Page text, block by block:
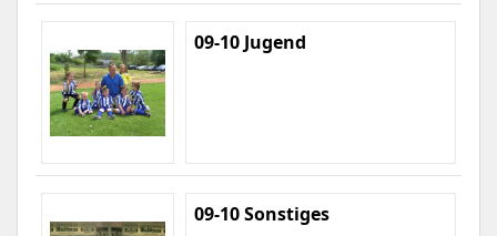
09-10 Jugend
09-10 Sonstiges